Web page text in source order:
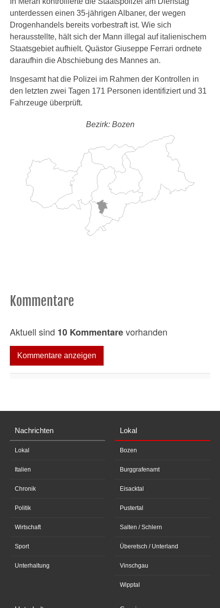
unterdessen einen 35-jährigen Albaner, der wegen
Drogenhandels bereits vorbestraft ist. Wie sich
herausstellte, hält sich der Mann illegal auf italienischem
Staatsgebiet aufhielt. Quästor Giuseppe Ferrari ordnete
daraufhin die Abschiebung des Mannes an.
Insgesamt hat die Polizei im Rahmen der Kontrollen in
den letzten zwei Tagen 171 Personen identifiziert und 31
Fahrzeuge überprüft.
Bezirk: Bozen
Kommentare
Aktuell sind 10 Kommentarevorhanden
Kommentare anzeigen
Nachrichten
Lokal
Italien
Chronik
Politik
Wirtschaft
Sport
Unterhaltung
Lokal
Bozen
Burggrafenamt
Eisacktal
Pustertal
Salten / Schlern
Überetsch / Unterland
Vinschgau
Wipptal